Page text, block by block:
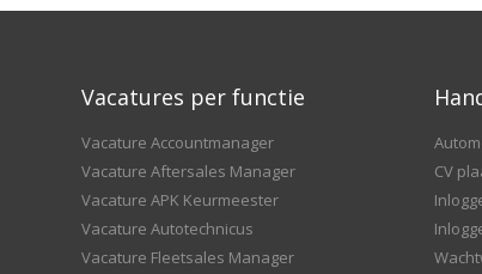
Vacatures per functie
Vacature Accountmanager
Vacature Aftersales Manager
Vacature APK Keurmeester
Vacature Autotechnicus
Vacature Fleetsales Manager
CV